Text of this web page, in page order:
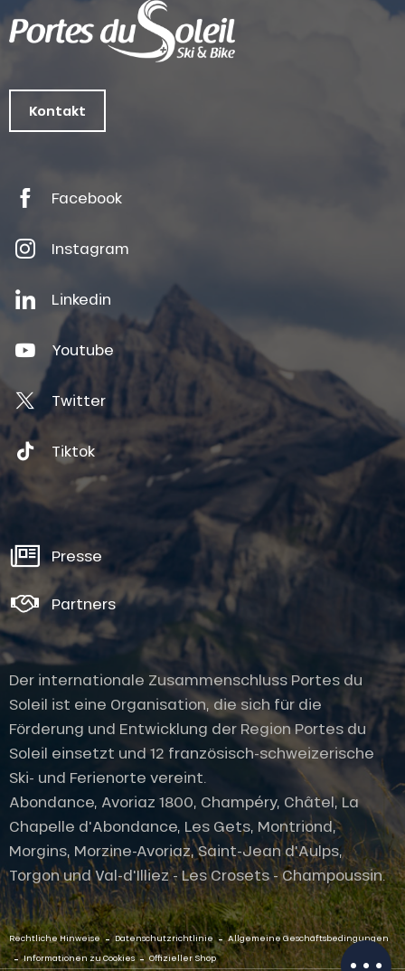
Beschreibung
Service
Öffnungen
Per E-Mail
kontaktieren
Kontakt
Facebook
Instagram
Linkedin
Youtube
Twitter
Tiktok
Presse
Partners
Der internationale Zusammenschluss Portes du
Soleil ist eine Organisation, die sich für die
Förderung und Entwicklung der Region Portes du
Soleil einsetzt und 12 französisch-schweizerische
Ski- und Ferienorte vereint.
Abondance, Avoriaz 1800, Champéry, Châtel, La
Chapelle d'Abondance, Les Gets, Montriond,
Morgins, Morzine-Avoriaz, Saint-Jean d'Aulps,
Torgon und Val-d'Illiez - Les Crosets - Champoussin.
Rechtliche Hinweise - Datenschutzrichtlinie - Allgemeine Geschäftsbedingungen
- Informationen zu Cookies - Offizieller Shop